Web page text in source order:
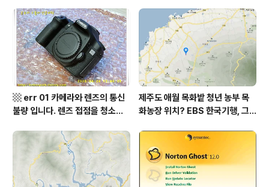
역, 평가원 2019년 고3 9월 영어
영역 외국어영역 전문 해석, Engli
sh to Korean translation
상남도 함양군 가볼 만한 곳, 용추
계곡 향운암 명천스님, 덕유산 황
석산 거망산 기백산
▩ err 01 카메라와 렌즈의 통신
불량 입니다. 렌즈 접점을 청소하
제주도 애월 목화밭 청년 농부 목
화농장 위치? EBS 한국기행, 그
사나이, 애월읍 어음리 정보람 씨
목화 재배 '목화오름' 목화농장 어
디? / 제주도 가볼 만한 곳